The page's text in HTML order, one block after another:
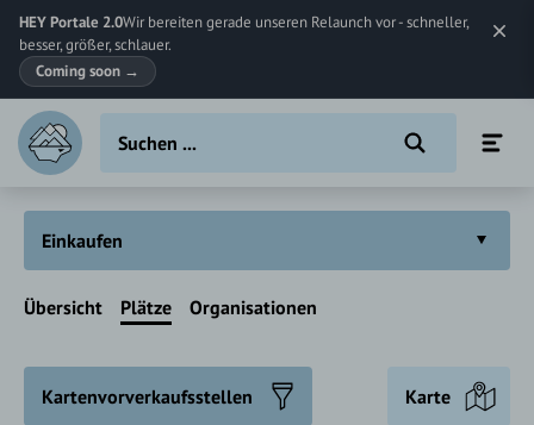
HEY Portale 2.0Wir bereiten gerade unseren Relaunch vor - schneller,
besser, größer, schlauer.
Coming soon →
Einkaufen
Übersicht Plätze Organisationen
Kartenvorverkaufsstellen Karte